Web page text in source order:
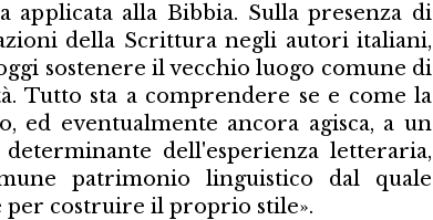
applicata alla Bibbia. Sulla presenza di
della Scrittura negli autori italiani,
sostenere il vecchio luogo comune di
Tutto sta a comprendere se e come la
ed eventualmente ancora agisca, a un
dell'esperienza letteraria,
patrimonio linguistico dal quale
per costruire il proprio stile».